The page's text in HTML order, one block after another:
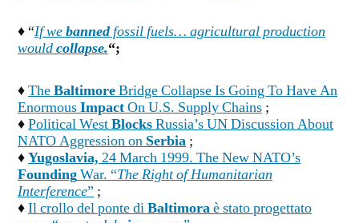
♦ “If webannedfossil fuels… agricultural production
wouldcollapse.“;
♦TheBaltimoreBridge Collapse Is Going To Have An
EnormousImpactOn U.S. Supply Chains ;
♦Political WestBlocksRussia’s UN Discussion About
NATO Aggression on Serbia ;
♦Yugoslavia, 24 March 1999. The New NATO’s
FoundingWar. “The Right of Humanitarian
Interference” ;
♦Il crollo del ponte diBaltimoraè stato progettato